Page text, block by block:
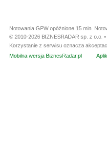
Notowania GPW opóźnione 15 min.
© 2010-2026 BIZNESRADAR sp. z o.o.
Korzystanie z serwisu oznacza
Mobilna wersja BiznesRadar.pl